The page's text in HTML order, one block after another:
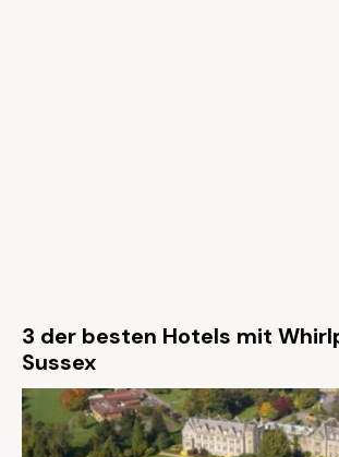
3 der besten Hotels mit
Sussex